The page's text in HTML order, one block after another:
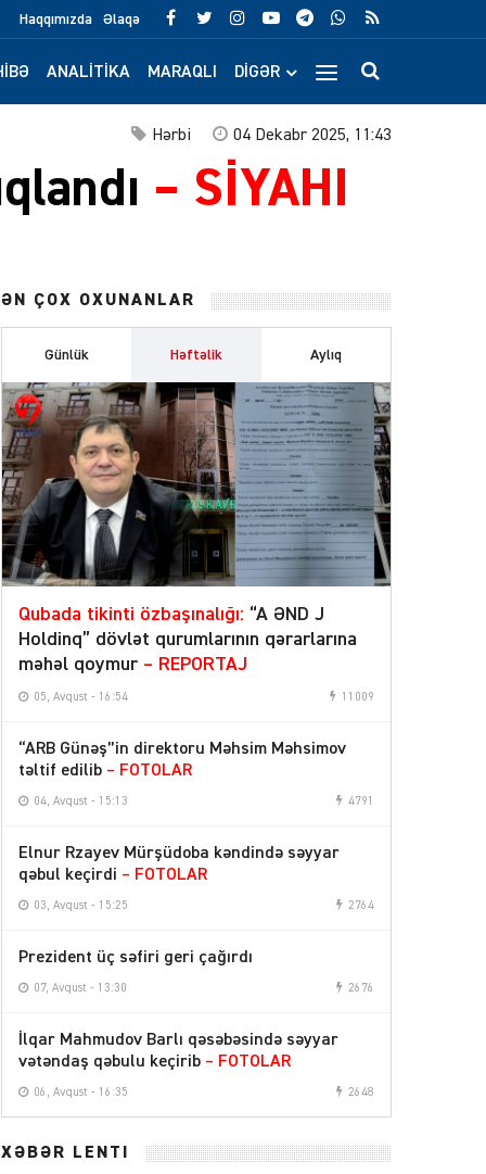
Haqqımızda Əlaqə
ANALITIKA MARAQLI DIGƏR
04 Dekabr 2025, 11:43
Hərbi
– SİYAHI
ƏN ÇOX OXUNANLAR
Günlük Həftəlik Aylıq
Qubada tikinti özbaşınalığı: “A ƏND J
Holdinq” dövlət qurumlarının qərarlarına
məhəl qoymur – REPORTAJ
05, Avqust - 16:54 11009
“ARB Günəş”in direktoru Məhsim Məhsimov
təltif edilib – FOTOLAR
04, Avqust - 15:13 4791
Elnur Rzayev Mürşüdoba kəndində səyyar
qəbul keçirdi – FOTOLAR
03, Avqust - 15:25 2764
Prezident üç səfiri geri çağırdı
07, Avqust - 13:30 2676
İlqar Mahmudov Barlı qəsəbəsində səyyar
vətəndaş qəbulu keçirib – FOTOLAR
06, Avqust - 16:35 2648
XƏBƏR LENTİ